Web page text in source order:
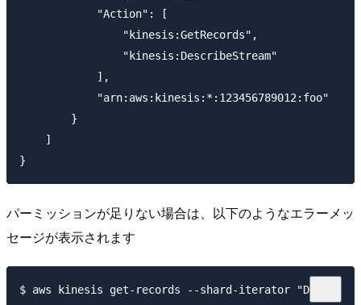
            "Action": [
                "kinesis:GetRecords",
                "kinesis:DescribeStream"
            ],
            "arn:aws:kinesis:*:123456789012:foo"
        }
    ]
パーミッションが足りない場合は、以下のようなエラーメッ
セージが表示されます
$ aws kinesis get-records --shard-iterator "DUMMY"